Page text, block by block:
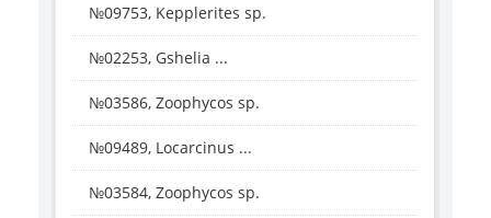
№09753, Kepplerites sp.
№02253, Gshelia ...
№03586, Zoophycos sp.
№09489, Locarcinus ...
№03584, Zoophycos sp.